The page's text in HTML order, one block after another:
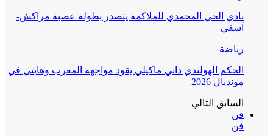
نادي الحي المحمدي للملاكمة يتصدر بطولة عصبة مراكش-
آسفي
رياضة
الحكم الهولندي داني ماكيلي يقود مواجهة المغرب وهايتي في
مونديال 2026
السابق التالي
فن
فن